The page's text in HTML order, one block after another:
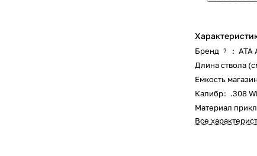
Бренд ? : ATA
Длина ствола
Емкость
Калибр: .308
Материал
Все